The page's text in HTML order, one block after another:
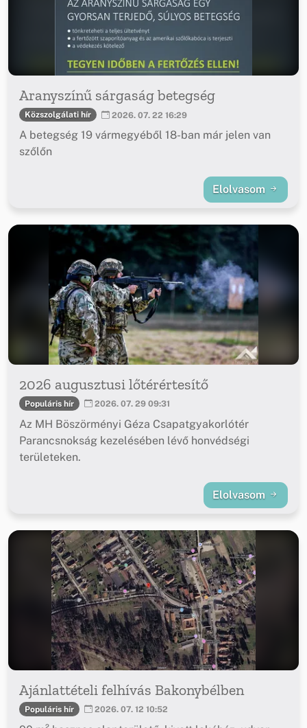
Aranyszínű sárgaság betegség
Közszolgálati hír 2026. 07. 22 16:29
A betegség 19 vármegyéből 18-ban már jelen van
szőlőn
Elolvasom
2026 augusztusi lőtérértesítő
Populáris hír 2026. 07. 29 09:31
Az MH Böszörményi Géza Csapatgyakorlótér
Parancsnokság kezelésében lévő honvédségi
területeken.
Elolvasom
Ajánlattételi felhívás Bakonybélben
Populáris hír 2026. 07. 12 10:52